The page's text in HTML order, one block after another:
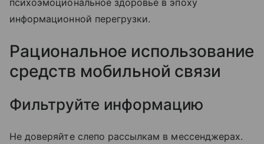
психоэмоциональное здоровье в эпоху
информационной перегрузки.
Рациональное использование
средств мобильной связи
Фильтруйте информацию
Не доверяйте слепо рассылкам в мессенджерах.